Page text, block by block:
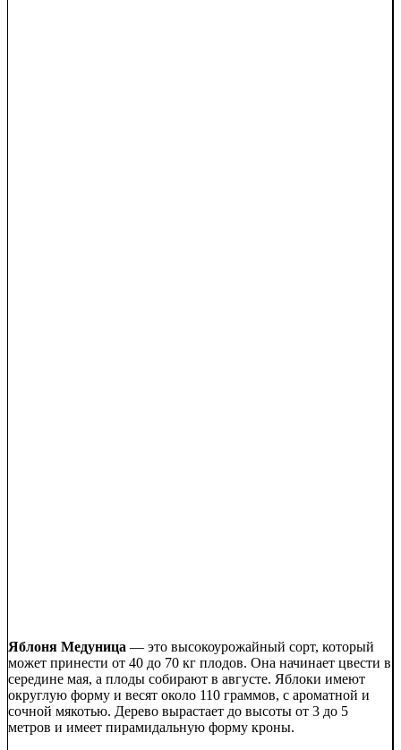
Яблоня Медуница — это высокоурожайный сорт, который
может принести от 40 до 70 кг плодов. Она начинает цвести в
середине мая, а плоды собирают в августе. Яблоки имеют
округлую форму и весят около 110 граммов, с ароматной и
сочной мякотью. Дерево вырастает до высоты от 3 до 5
метров и имеет пирамидальную форму кроны.